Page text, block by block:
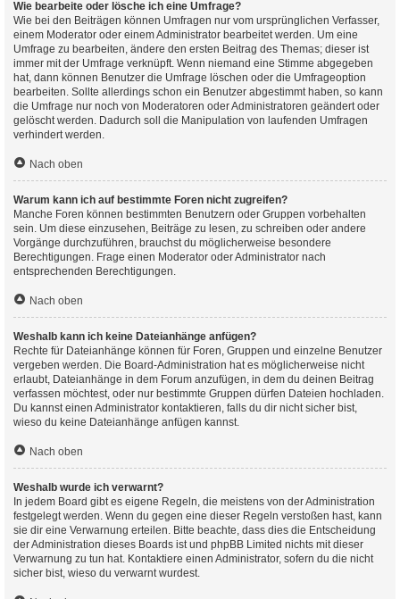
Wie bearbeite oder lösche ich eine Umfrage?
Wie bei den Beiträgen können Umfragen nur vom ursprünglichen Verfasser,
einem Moderator oder einem Administrator bearbeitet werden. Um eine
Umfrage zu bearbeiten, ändere den ersten Beitrag des Themas; dieser ist
immer mit der Umfrage verknüpft. Wenn niemand eine Stimme abgegeben
hat, dann können Benutzer die Umfrage löschen oder die Umfrageoption
bearbeiten. Sollte allerdings schon ein Benutzer abgestimmt haben, so kann
die Umfrage nur noch von Moderatoren oder Administratoren geändert oder
gelöscht werden. Dadurch soll die Manipulation von laufenden Umfragen
verhindert werden.
Nach oben
Warum kann ich auf bestimmte Foren nicht zugreifen?
Manche Foren können bestimmten Benutzern oder Gruppen vorbehalten
sein. Um diese einzusehen, Beiträge zu lesen, zu schreiben oder andere
Vorgänge durchzuführen, brauchst du möglicherweise besondere
Berechtigungen. Frage einen Moderator oder Administrator nach
entsprechenden Berechtigungen.
Nach oben
Weshalb kann ich keine Dateianhänge anfügen?
Rechte für Dateianhänge können für Foren, Gruppen und einzelne Benutzer
vergeben werden. Die Board-Administration hat es möglicherweise nicht
erlaubt, Dateianhänge in dem Forum anzufügen, in dem du deinen Beitrag
verfassen möchtest, oder nur bestimmte Gruppen dürfen Dateien hochladen.
Du kannst einen Administrator kontaktieren, falls du dir nicht sicher bist,
wieso du keine Dateianhänge anfügen kannst.
Nach oben
Weshalb wurde ich verwarnt?
In jedem Board gibt es eigene Regeln, die meistens von der Administration
festgelegt werden. Wenn du gegen eine dieser Regeln verstoßen hast, kann
sie dir eine Verwarnung erteilen. Bitte beachte, dass dies die Entscheidung
der Administration dieses Boards ist und phpBB Limited nichts mit dieser
Verwarnung zu tun hat. Kontaktiere einen Administrator, sofern du die nicht
sicher bist, wieso du verwarnt wurdest.